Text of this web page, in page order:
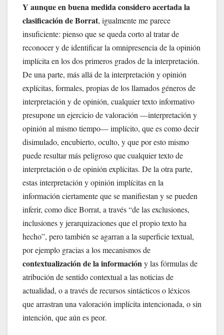
Y aunque en buena medida considero acertada la
clasificación de Borrat, igualmente me parece
insuficiente: pienso que se queda corto al tratar de
reconocer y de identificar la omnipresencia de la opinión
implícita en los dos primeros grados de la interpretación.
De una parte, más allá de la interpretación y opinión
explícitas, formales, propias de los llamados géneros de
interpretación y de opinión, cualquier texto informativo
presupone un ejercicio de valoración —interpretación y
opinión al mismo tiempo— implícito, que es como decir
disimulado, encubierto, oculto, y que por esto mismo
puede resultar más peligroso que cualquier texto de
interpretación o de opinión explícitas. De la otra parte,
estas interpretación y opinión implícitas en la
información ciertamente que se manifiestan y se pueden
inferir, como dice Borrat, a través “de las exclusiones,
inclusiones y jerarquizaciones que el propio texto ha
hecho”, pero también se agarran a la superficie textual,
por ejemplo gracias a los mecanismos de
contextualización de la informacióny las fórmulas de
atribución de sentido contextual a las noticias de
actualidad, o a través de recursos sintácticos o léxicos
que arrastran una valoración implícita intencionada, o sin
intención, que aún es peor.